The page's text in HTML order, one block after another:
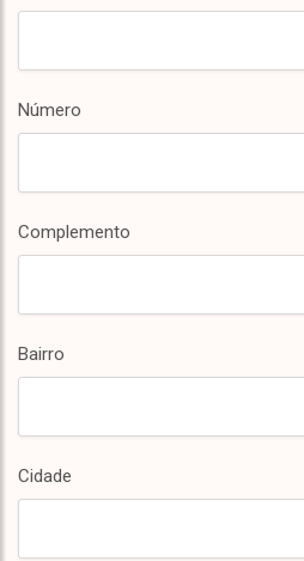
Número
Complemento
Bairro
Cidade